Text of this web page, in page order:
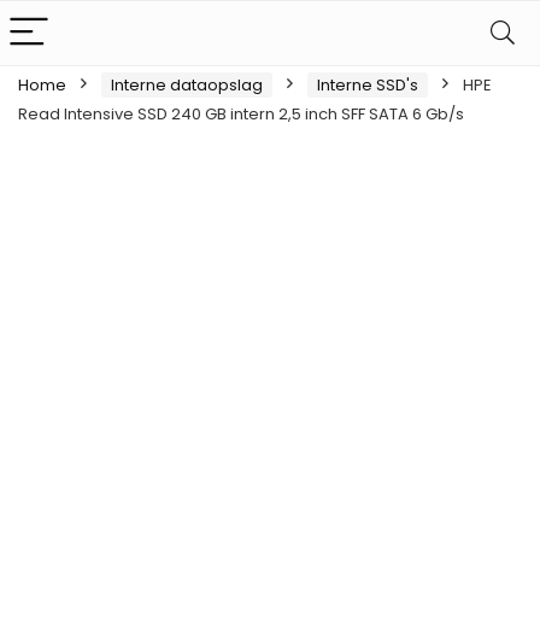
Home Interne dataopslag Interne SSD's
HPE
Read Intensive SSD 240 GB intern 2,5 inch SFF SATA 6 Gb/s